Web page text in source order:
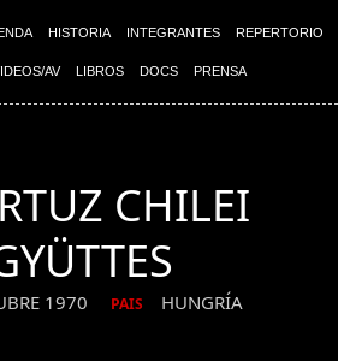
HISTORIA INTEGRANTES REPERTORIO
AV LIBROS DOCS PRENSA
CHILEI
1970 PAIS HUNGRÍA